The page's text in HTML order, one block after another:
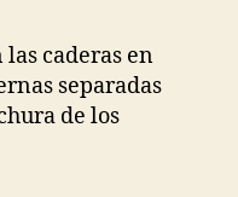
caderas en
separadas
de los